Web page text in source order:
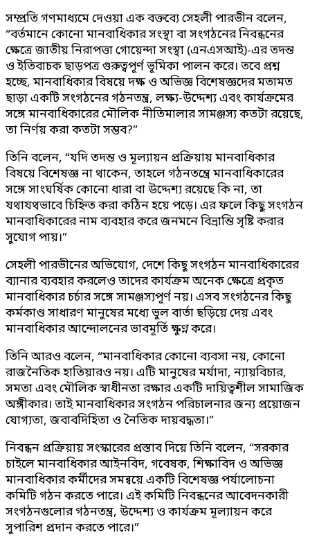
সম্প্রতি গণমাধ্যমে দেওয়া এক বক্তব্যে সেহলী পারভীন বলেন,
“বর্তমানে কোনো মানবাধিকার সংস্থা বা সংগঠনের নিবন্ধনের
ক্ষেত্রে জাতীয় নিরাপত্তা গোয়েন্দা সংস্থা (এনএসআই)-এর তদন্ত
ও ইতিবাচক ছাড়পত্র গুরুত্বপূর্ণ ভূমিকা পালন করে। তবে প্রশ্ন
হচ্ছে, মানবাধিকার বিষয়ে দক্ষ ও অভিজ্ঞ বিশেষজ্ঞদের মতামত
ছাড়া একটি সংগঠনের গঠনতন্ত্র, লক্ষ্য-উদ্দেশ্য এবং কার্যক্রমের
সঙ্গে মানবাধিকারের মৌলিক নীতিমালার সামঞ্জস্য কতটা রয়েছে,
তা নির্ণয় করা কতটা সম্ভব?”
তিনি বলেন, “যদি তদন্ত ও মূল্যায়ন প্রক্রিয়ায় মানবাধিকার
বিষয়ে বিশেষজ্ঞ না থাকেন, তাহলে গঠনতন্ত্রে মানবাধিকারের
সঙ্গে সাংঘর্ষিক কোনো ধারা বা উদ্দেশ্য রয়েছে কি না, তা
যথাযথভাবে চিহ্নিত করা কঠিন হয়ে পড়ে। এর ফলে কিছু সংগঠন
মানবাধিকারের নাম ব্যবহার করে জনমনে বিভ্রান্তি সৃষ্টি করার
সুযোগ পায়।”
সেহলী পারভীনের অভিযোগ, দেশে কিছু সংগঠন মানবাধিকারের
ব্যানার ব্যবহার করলেও তাদের কার্যক্রম অনেক ক্ষেত্রে প্রকৃত
মানবাধিকার চর্চার সঙ্গে সামঞ্জস্যপূর্ণ নয়। এসব সংগঠনের কিছু
কর্মকাণ্ড সাধারণ মানুষের মধ্যে ভুল বার্তা ছড়িয়ে দেয় এবং
মানবাধিকার আন্দোলনের ভাবমূর্তি ক্ষুণ্ন করে।
তিনি আরও বলেন, “মানবাধিকার কোনো ব্যবসা নয়, কোনো
রাজনৈতিক হাতিয়ারও নয়। এটি মানুষের মর্যাদা, ন্যায়বিচার,
সমতা এবং মৌলিক স্বাধীনতা রক্ষার একটি দায়িত্বশীল সামাজিক
অঙ্গীকার। তাই মানবাধিকার সংগঠন পরিচালনার জন্য প্রয়োজন
যোগ্যতা, জবাবদিহিতা ও নৈতিক দায়বদ্ধতা।”
নিবন্ধন প্রক্রিয়ায় সংস্কারের প্রস্তাব দিয়ে তিনি বলেন, “সরকার
চাইলে মানবাধিকার আইনবিদ, গবেষক, শিক্ষাবিদ ও অভিজ্ঞ
মানবাধিকার কর্মীদের সমন্বয়ে একটি বিশেষজ্ঞ পর্যালোচনা
কমিটি গঠন করতে পারে। এই কমিটি নিবন্ধনের আবেদনকারী
সংগঠনগুলোর গঠনতন্ত্র, উদ্দেশ্য ও কার্যক্রম মূল্যায়ন করে
সুপারিশ প্রদান করতে পারে।”